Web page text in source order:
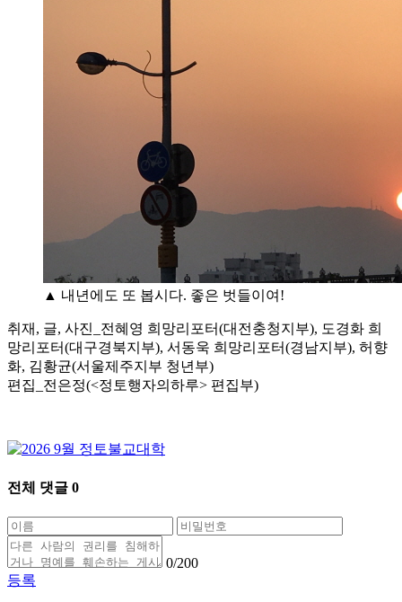
▲ 내년에도 또 봅시다. 좋은 벗들이여!
취재, 글, 사진_전혜영 희망리포터(대전충청지부), 도경화 희
망리포터(대구경북지부), 서동욱 희망리포터(경남지부), 허향
화, 김황균(서울제주지부 청년부)
편집_전은정(<정토행자의하루> 편집부)
전체 댓글 0
0/200
등록